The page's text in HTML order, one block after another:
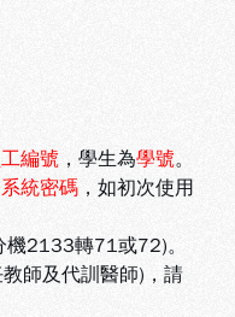
編號 ，學生為學號。
統密碼 ，如初次使用
轉71或72)。
師及代訓醫師)，請